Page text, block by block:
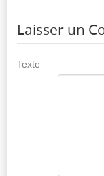
Laisser un
Texte